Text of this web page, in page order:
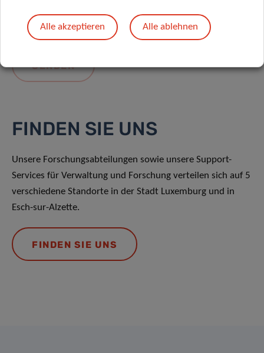
FINDEN SIE UNS
Unsere Forschungsabteilungen sowie unsere Support-
Services für Verwaltung und Forschung verteilen sich auf 5
verschiedene Standorte in der Stadt Luxemburg und in
Esch-sur-Alzette.
FINDEN SIE UNS
Alle akzeptieren Alle ablehnen